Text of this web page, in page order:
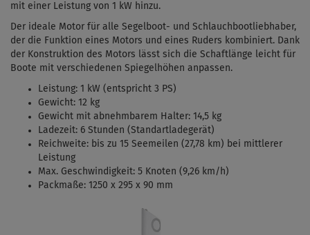
mit einer Leistung von 1 kW hinzu.
Der ideale Motor für alle Segelboot- und Schlauchbootliebhaber,
der die Funktion eines Motors und eines Ruders kombiniert. Dank
der Konstruktion des Motors lässt sich die Schaftlänge leicht für
Boote mit verschiedenen Spiegelhöhen anpassen.
Leistung: 1 kW (entspricht 3 PS)
Gewicht: 12 kg
Gewicht mit abnehmbarem Halter: 14,5 kg
Ladezeit: 6 Stunden (Standartladegerät)
Reichweite: bis zu 15 Seemeilen (27,78 km) bei mittlerer
Leistung
Max. Geschwindigkeit: 5 Knoten (9,26 km/h)
Packmaße: 1250 x 295 x 90 mm